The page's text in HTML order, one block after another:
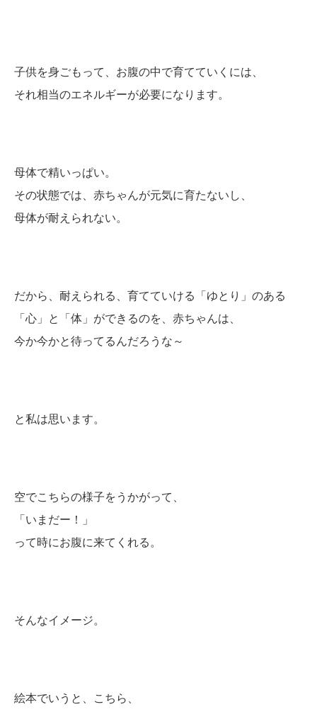
子供を身ごもって、お腹の中で育てていくには、
それ相当のエネルギーが必要になります。
母体で精いっぱい。
その状態では、赤ちゃんが元気に育たないし、
母体が耐えられない。
だから、耐えられる、育てていける「ゆとり」のある
「心」と「体」ができるのを、赤ちゃんは、
今か今かと待ってるんだろうな～
と私は思います。
空でこちらの様子をうかがって、
「いまだー！」
って時にお腹に来てくれる。
そんなイメージ。
絵本でいうと、こちら、